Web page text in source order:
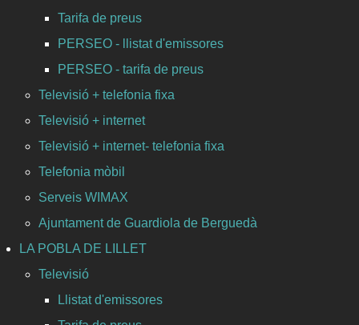
Tarifa de preus
PERSEO - llistat d'emissores
PERSEO - tarifa de preus
Televisió + telefonia fixa
Televisió + internet
Televisió + internet- telefonia fixa
Telefonia mòbil
Serveis WIMAX
Ajuntament de Guardiola de Berguedà
LA POBLA DE LILLET
Televisió
Llistat d'emissores